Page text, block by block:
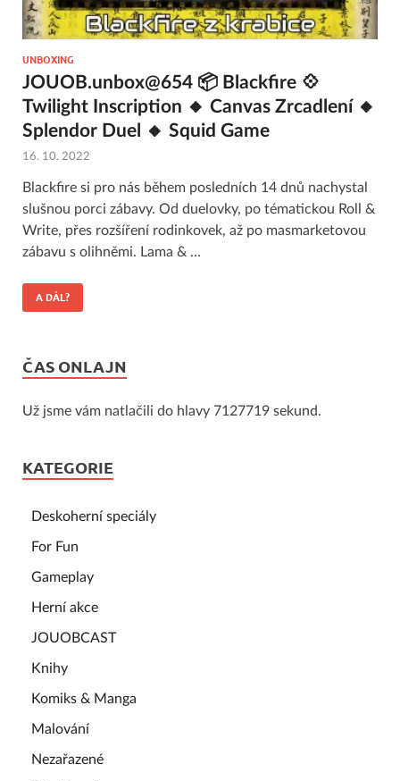
UNBOXING
JOUOB.unbox@654 📦 Blackfire 💠
Twilight Inscription 🔸 Canvas Zrcadlení 🔸
Splendor Duel 🔸 Squid Game
16. 10. 2022
Blackfire si pro nás během posledních 14 dnů nachystal
slušnou porci zábavy. Od duelovky, po tématickou Roll &
Write, přes rozšíření rodinkovek, až po masmarketovou
zábavu s olihněmi. Lama & …
A DÁL?
ČAS ONLAJN
Už jsme vám natlačili do hlavy 7127719 sekund.
KATEGORIE
Deskoherní speciály
For Fun
Gameplay
Herní akce
JOUOBCAST
Knihy
Komiks & Manga
Malování
Nezařazené